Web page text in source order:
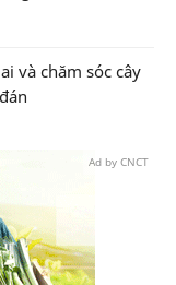
và chăm sóc cây
Ad by CNCT